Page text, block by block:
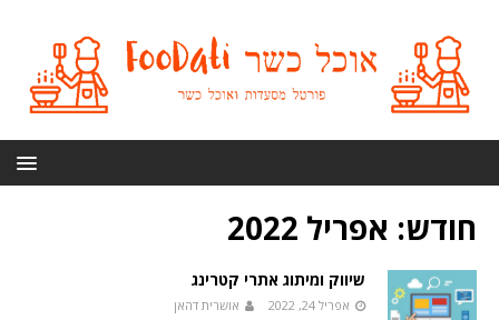
חודש: אפריל 2022
שיווק ומיתוג אתרי קטרינג
אפריל 24, 2022 אושרית דהאן